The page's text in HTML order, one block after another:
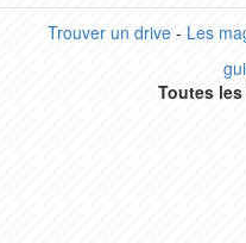
Trouver un drive- Les
Toutes